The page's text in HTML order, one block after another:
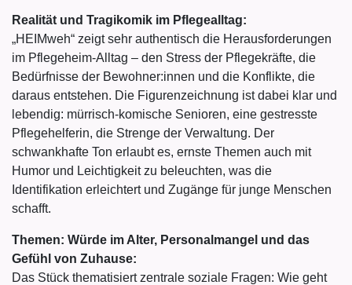
Realität und Tragikomik im Pflegealltag:
„HEIMweh“ zeigt sehr authentisch die Herausforderungen
im Pflegeheim-Alltag – den Stress der Pflegekräfte, die
Bedürfnisse der Bewohner:innen und die Konflikte, die
daraus entstehen. Die Figurenzeichnung ist dabei klar und
lebendig: mürrisch-komische Senioren, eine gestresste
Pflegehelferin, die Strenge der Verwaltung. Der
schwankhafte Ton erlaubt es, ernste Themen auch mit
Humor und Leichtigkeit zu beleuchten, was die
Identifikation erleichtert und Zugänge für junge Menschen
schafft.
Themen: Würde im Alter, Personalmangel und das
Gefühl von Zuhause:
Das Stück thematisiert zentrale soziale Fragen: Wie geht